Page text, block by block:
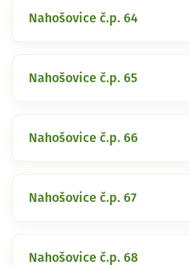
Nahošovice č.p. 64
Nahošovice č.p. 65
Nahošovice č.p. 66
Nahošovice č.p. 67
Nahošovice č.p. 68